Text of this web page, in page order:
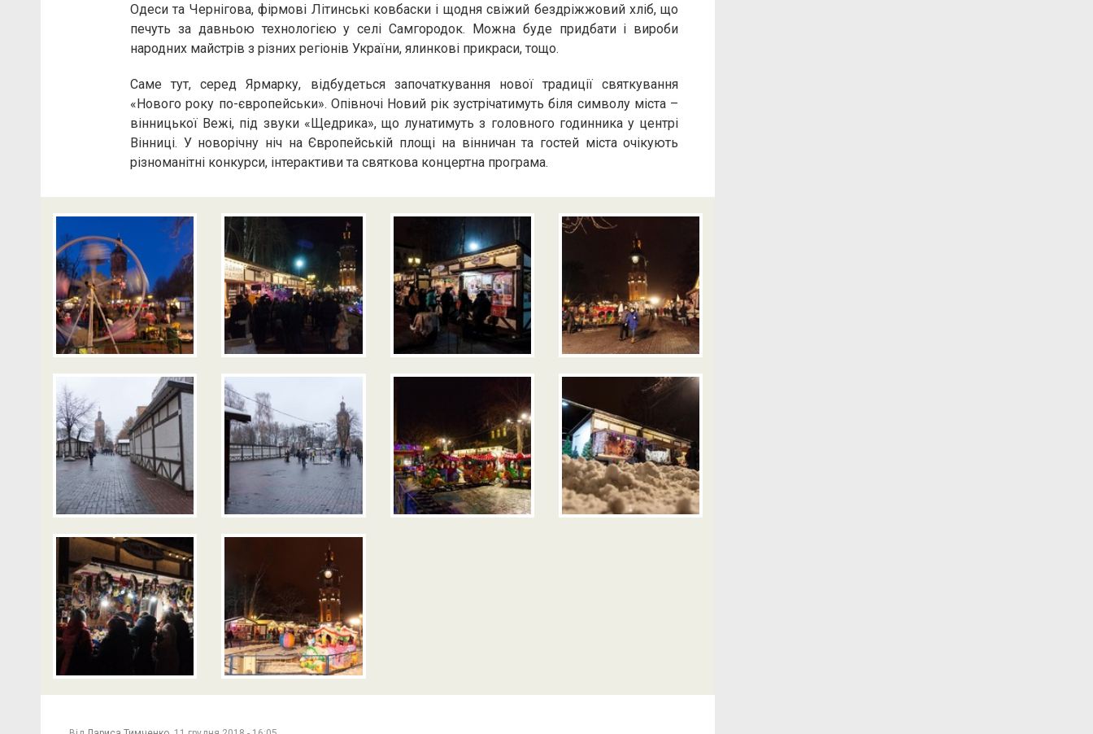
Одеси та Чернігова, фірмові Літинські ковбаски і щодня свіжий бездріжжовий хліб, що
печуть за давньою технологією у селі Самгородок. Можна буде придбати і вироби
народних майстрів з різних регіонів України, ялинкові прикраси, тощо.
Саме тут, серед Ярмарку, відбудеться започаткування нової традиції святкування
«Нового року по-європейськи». Опівночі Новий рік зустрічатимуть біля символу міста –
вінницької Вежі, під звуки «Щедрика», що лунатимуть з головного годинника у центрі
Вінниці. У новорічну ніч на Європейській площі на вінничан та гостей міста очікують
різноманітні конкурси, інтерактиви та святкова концертна програма.